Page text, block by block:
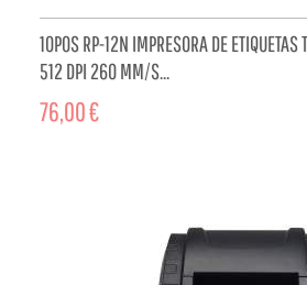
10POS RP-12N IMPRESORA DE
512 DPI 260 MM/S...
76,00 €